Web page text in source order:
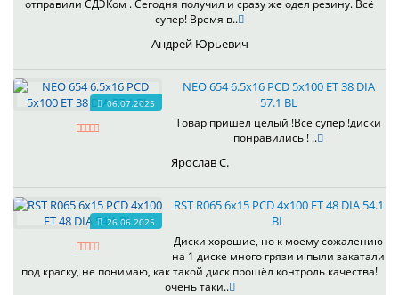
отправили СДЭКом . Сегодня получил и сразу же одел резину. Всё
супер! Время в..
Андрей Юрьевич
06.07.2025
NEO 654 6.5x16 PCD 5x100 ET 38 DIA
57.1 BL
Товар пришел целый !Все супер !диски
понравились ! ..
Ярослав С.
26.06.2025
RST R065 6x15 PCD 4x100 ET 48 DIA 54.1
BL
Диски хорошие, но к моему сожалению
на 1 диске много грязи и пыли закатали
под краску, не понимаю, как такой диск прошёл контроль качества!
очень таки..